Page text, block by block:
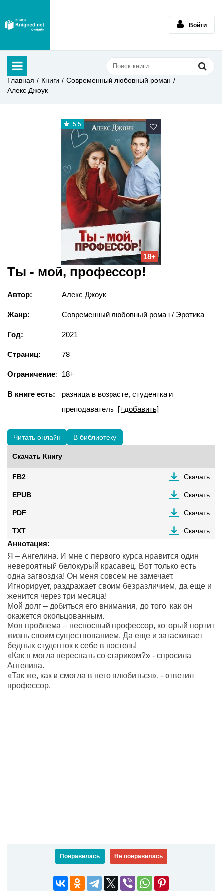
Войти
Главная Книги
Современный любовный роман
Алекс Джоук
5.5
18+
Ты - мой, профессор!
Автор: Алекс Джоук
Жанр: Современный любовный роман / Эротика
Год: 2021
Страниц: 78
Ограничение: 18+
В книге есть:
разница в возрасте, студентка и
преподаватель [+добавить]
Читать онлайн В библиотеку
Скачать Книгу
FB2 Скачать
EPUB Скачать
PDF Скачать
TXT Скачать
Аннотация:
Я – Ангелина. И мне с первого курса нравится один
невероятный белокурый красавец. Вот только есть
одна загвоздка! Он меня совсем не замечает.
Игнорирует, раздражает своим безразличием, да еще и
женится через три месяца!
Мой долг – добиться его внимания, до того, как он
окажется окольцованным.
Моя проблема – несносный профессор, который портит
жизнь своим существованием. Да еще и затаскивает
бедных студенток к себе в постель!
«Как я могла переспать со стариком?» - спросила
Ангелина.
«Так же, как и смогла в него влюбиться», - ответил
профессор.
Понравилась Не понравилась